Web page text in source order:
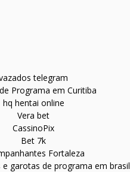
telegram
Programa em Curitiba
hq hentai online
Vera bet
CassinoPix
Bet 7k
Fortaleza
garotas de programa em brasil